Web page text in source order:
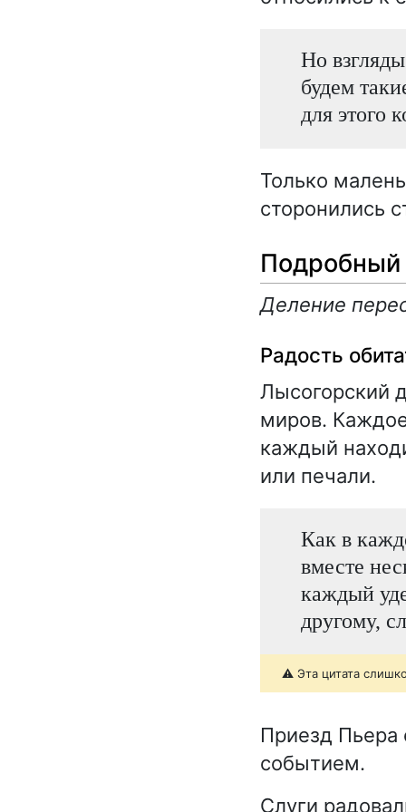
Но
будем
для этого
Только
сторонились
Подробный
Деление
Радость
Лысогорский
миров.
каждый
или печали.
Как в
вместе
каждый
другому,
⚠️ Эта цитата
Приезд
событием.
Слуги